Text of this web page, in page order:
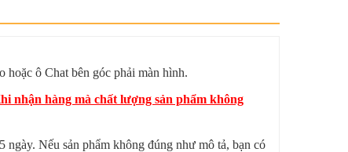
ô Chat bên góc phải màn hình.
nhận hàng mà chất lượng sản phẩm không
Nếu sản phẩm không đúng như mô tả, bạn có